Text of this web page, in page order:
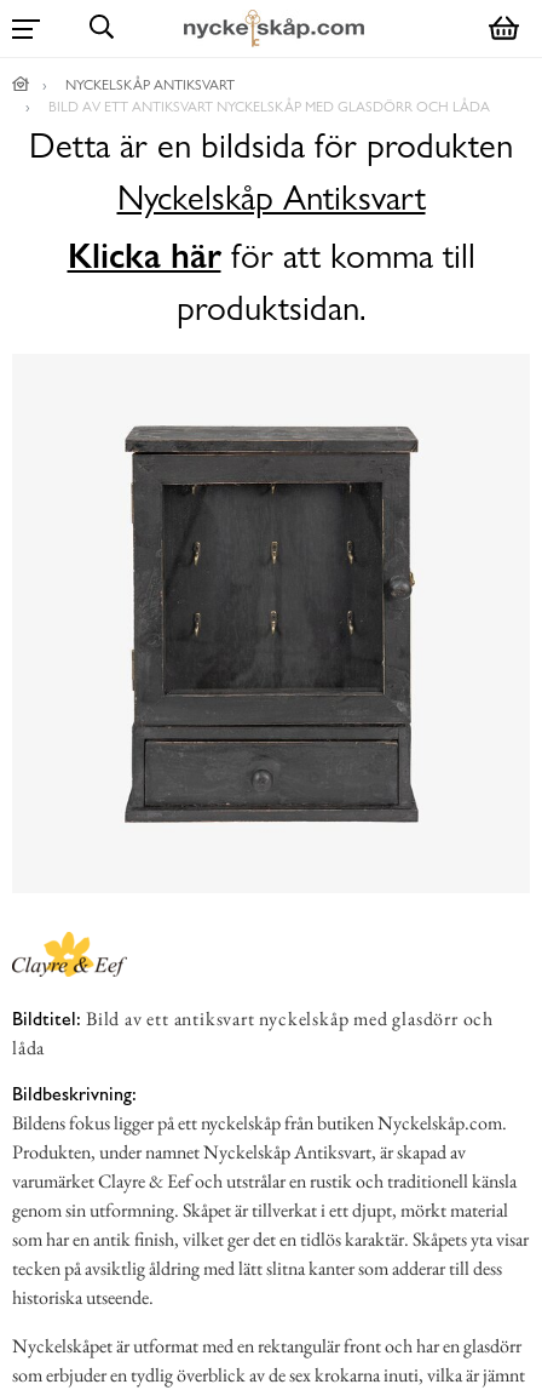
NYCKELSKÅP ANTIKSVART
BILD AV ETT ANTIKSVART NYCKELSKÅP MED GLASDÖRR OCH LÅDA
Detta är en bildsida för produkten
Nyckelskåp Antiksvart
Klicka härför att komma till
produktsidan.
Bildtitel: Bild av ett antiksvart nyckelskåp med glasdörr och
låda
Bildbeskrivning:
Bildens fokus ligger på ett nyckelskåp från butiken Nyckelskåp.com.
Produkten, under namnet Nyckelskåp Antiksvart, är skapad av
varumärket Clayre & Eef och utstrålar en rustik och traditionell känsla
genom sin utformning. Skåpet är tillverkat i ett djupt, mörkt material
som har en antik finish, vilket ger det en tidlös karaktär. Skåpets yta visar
tecken på avsiktlig åldring med lätt slitna kanter som adderar till dess
historiska utseende.
Nyckelskåpet är utformat med en rektangulär front och har en glasdörr
som erbjuder en tydlig överblick av de sex krokarna inuti, vilka är jämnt